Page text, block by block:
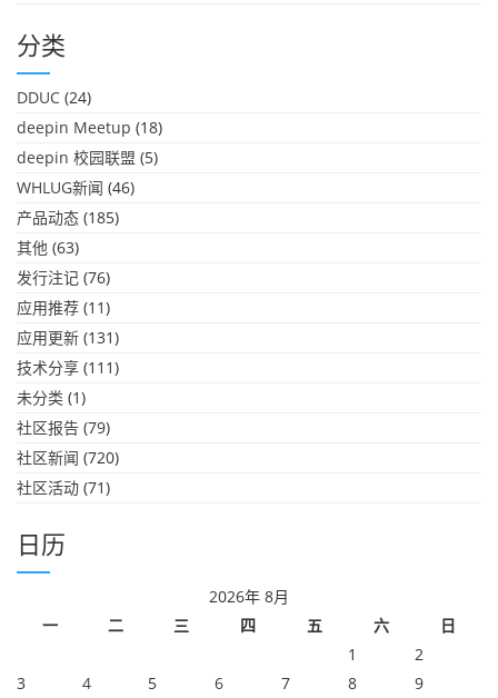
分类
DDUC (24)
deepin Meetup (18)
deepin 校园联盟 (5)
WHLUG新闻 (46)
产品动态 (185)
其他 (63)
发行注记 (76)
应用推荐 (11)
应用更新 (131)
技术分享 (111)
未分类 (1)
社区报告 (79)
社区新闻 (720)
社区活动 (71)
日历
2026年 8月
一
二 三 四 五 六
日
1
2
3
4 5 6 7 8 9